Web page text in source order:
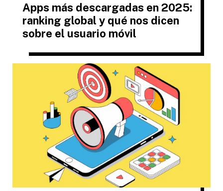
Apps más descargadas en 2025:
ranking global y qué nos dicen
sobre el usuario móvil